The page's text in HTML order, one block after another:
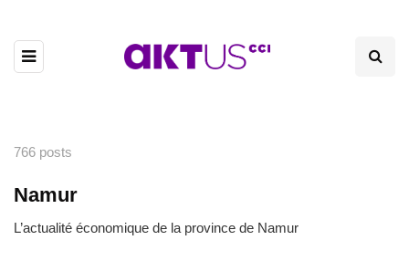
766 posts
Namur
L’actualité économique de la province de Namur